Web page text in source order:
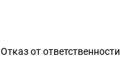
Отказ от ответственности